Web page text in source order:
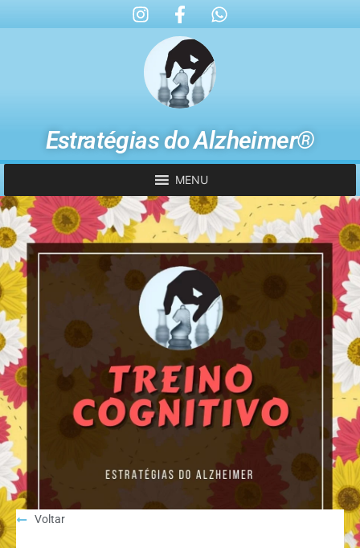
Estratégias do Alzheimer®
MENU
Voltar